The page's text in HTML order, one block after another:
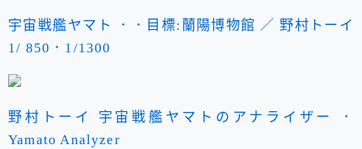
宇宙戦艦ヤマト ．．目標:蘭陽博物館 ／ 野村トーイ
1/ 850．1/1300
野村トーイ 宇宙戦艦ヤマトのアナライザー ．
Yamato Analyzer